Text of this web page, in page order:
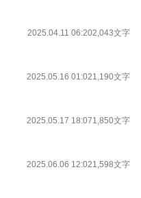
2025.04.11 06:202,043文字
2025.05.16 01:021,190文字
2025.05.17 18:071,850文字
2025.06.06 12:021,598文字